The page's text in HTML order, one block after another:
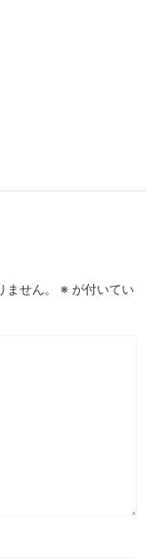
せん。 ※ が付いてい